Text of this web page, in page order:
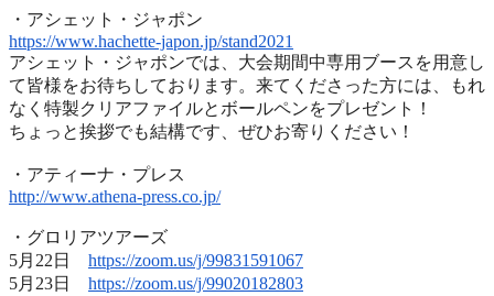
・アシェット・ジャポン
https://www.hachette-japon.jp/stand2021
アシェット・ジャポンでは、 大会期間中専用ブースを用意し
て皆様をお待ちしております。 来てくださった方には、
もれ
なく特製クリアファイルとボールペンをプレゼント！
ちょっと挨拶でも結構です、ぜひお寄りください！
・アティーナ・プレス
http://www.athena-press.co.jp/
・グロリアツアーズ
5月22日 https://zoom.us/j/99831591067
5月23日 https://zoom.us/j/99020182803